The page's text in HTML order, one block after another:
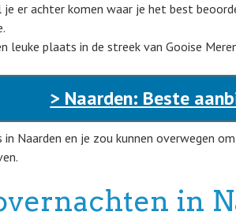
je er achter komen waar je het best
leuke plaats in de streek van Gooise
> Naarden: Beste
in Naarden en je zou kunnen overwegen
in